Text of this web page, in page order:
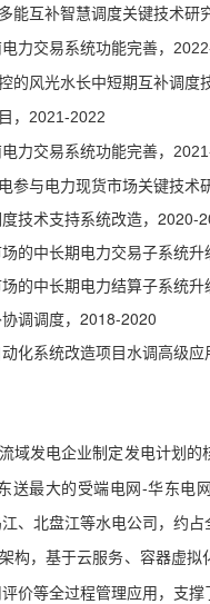
能互补智慧调度关键技术研
力交易系统功能完善，
风光水长中短期互补调度
，2021-2022
力交易系统功能完善，
参与电力现货市场关键技术
技术支持系统改造，2020-
的中长期电力交易子系统
的中长期电力结算子系统
调调度，2018-2020
化系统改造项目水调高级
域发电企业制定发电计划的
送最大的受端电网-华东电
、北盘江等水电公司，约占
构，基于云服务、容器虚
价等全过程管理应用，支